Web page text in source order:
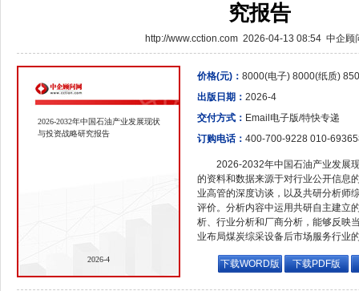
究报告
http://www.cction.com 2026-04-13 08:54 中企顾
2026-2032年中国石油产业发展现状
与投资战略研究报告
2026-4
价格(元)： 8000(电子) 8000(纸质)
出版日期： 2026-4
交付方式： Email电子版/特快专递
订购电话： 400-700-9228 010-
2026-2032年中国石油产业发展
的资料和数据来源于对行业公开信息
业高管的深度访谈，以及共研分析师
评价。分析内容中运用共研自主建立
析、行业分析和厂商分析，能够反映
业布局煤炭综采设备后市场服务行业
下载WORD版 下载PDF版